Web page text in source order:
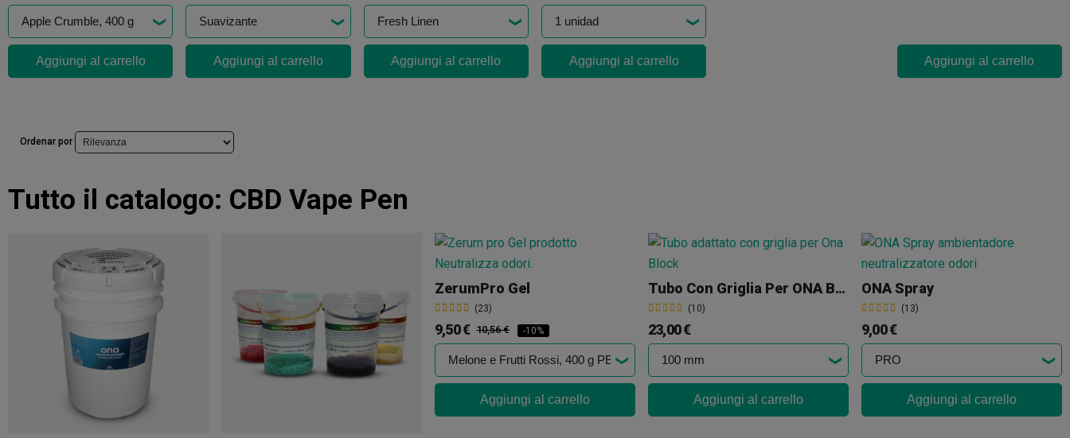
Aggiungi al carrello Aggiungi al carrello Aggiungi al carrello Aggiungi al carrello Aggiungi al carrello
Ordenar por
Tutto il catalogo: CBD Vape Pen
ZerumPro Gel
(23)
9,50 € 10,56 € -10%
Aggiungi al carrello
Tubo Con Griglia Per ONA Block - Adattatore Per Tubo ONA Block
(10)
23,00 €
Aggiungi al carrello
ONA Spray
(13)
9,00 €
Aggiungi al carrello